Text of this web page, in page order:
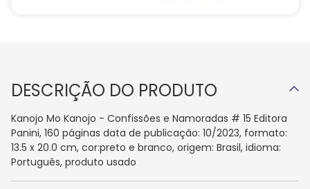
DESCRIÇÃO DO PRODUTO
Kanojo Mo Kanojo - Confissões e Namoradas # 15 Editora
Panini, 160 páginas data de publicação: 10/2023, formato:
13.5 x 20.0 cm, cor:preto e branco, origem: Brasil, idioma:
Português, produto usado